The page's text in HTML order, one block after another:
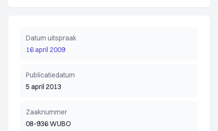
Datum uitspraak
16 april 2009
Publicatiedatum
5 april 2013
Zaaknummer
08-936 WUBO